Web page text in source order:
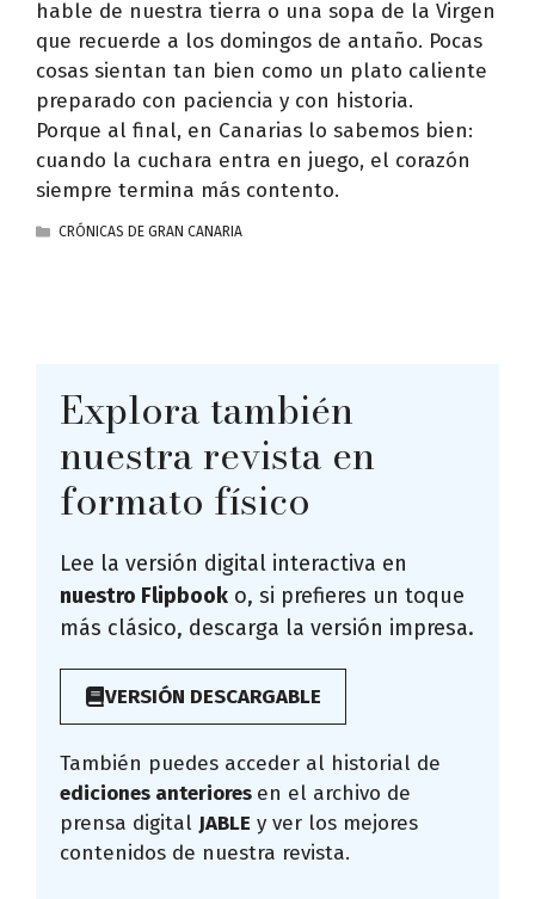
hable de nuestra tierra o una sopa de la Virgen
que recuerde a los domingos de antaño. Pocas
cosas sientan tan bien como un plato caliente
preparado con paciencia y con historia.
Porque al final, en Canarias lo sabemos bien:
cuando la cuchara entra en juego, el corazón
siempre termina más contento.
CATEGORÍAS
CRÓNICAS DE GRAN CANARIA
Explora también
nuestra revista en
formato físico
Lee la versión digital interactiva en
nuestro Flipbook o, si prefieres un toque
más clásico, descarga la versión impresa.
VERSIÓN DESCARGABLE
También puedes acceder al historial de
ediciones anteriores en el archivo de
prensa digital JABLE y ver los mejores
contenidos de nuestra revista.